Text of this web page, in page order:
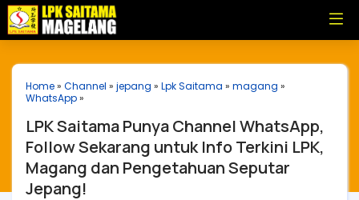
Home» Channel » jepang » Lpk Saitama » magang »
WhatsApp»
LPK Saitama Punya Channel WhatsApp,
Follow Sekarang untuk Info Terkini LPK,
Magang dan Pengetahuan Seputar
Jepang!